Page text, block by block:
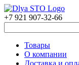
+7 921 907-32-66
Товары
О компании
Доставка и